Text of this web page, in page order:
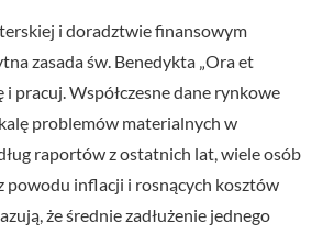
i doradztwie finansowym
zasada św. Benedykta „Ora et
i pracuj. Współczesne dane rynkowe
problemów materialnych w
raportów z ostatnich lat, wiele osób
powodu inflacji i rosnących kosztów
że średnie zadłużenie jednego